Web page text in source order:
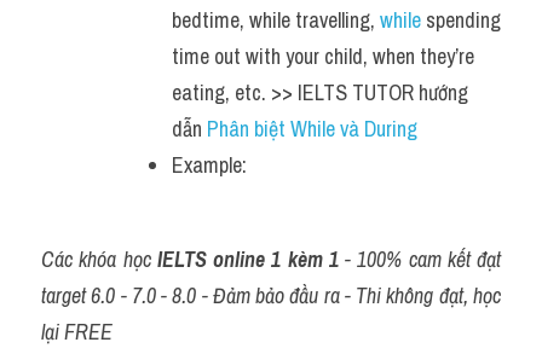
bedtime, while travelling, while spending
time out with your child, when they’re
eating, etc. >> IELTS TUTOR hướng
dẫn Phân biệt While và During
Example:
Các khóa học IELTS online 1 kèm 1 - 100% cam kết đạt
target 6.0 - 7.0 - 8.0 - Đảm bảo đầu ra - Thi không đạt, học
lại FREE